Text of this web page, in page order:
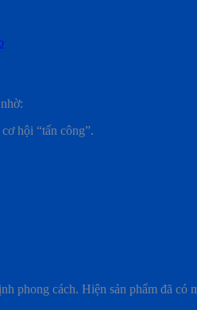
hội “tấn công”.
phong cách. Hiện sản phẩm đã có